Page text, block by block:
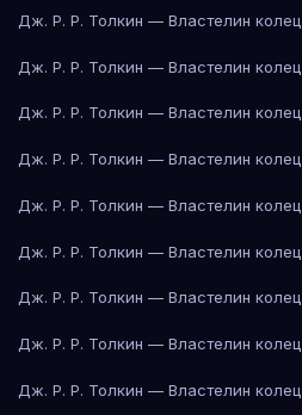
Дж. Р. Р. Толкин — Властелин колец
Дж. Р. Р. Толкин — Властелин колец
Дж. Р. Р. Толкин — Властелин колец
Дж. Р. Р. Толкин — Властелин колец
Дж. Р. Р. Толкин — Властелин колец
Дж. Р. Р. Толкин — Властелин колец
Дж. Р. Р. Толкин — Властелин колец
Дж. Р. Р. Толкин — Властелин колец
Дж. Р. Р. Толкин — Властелин колец